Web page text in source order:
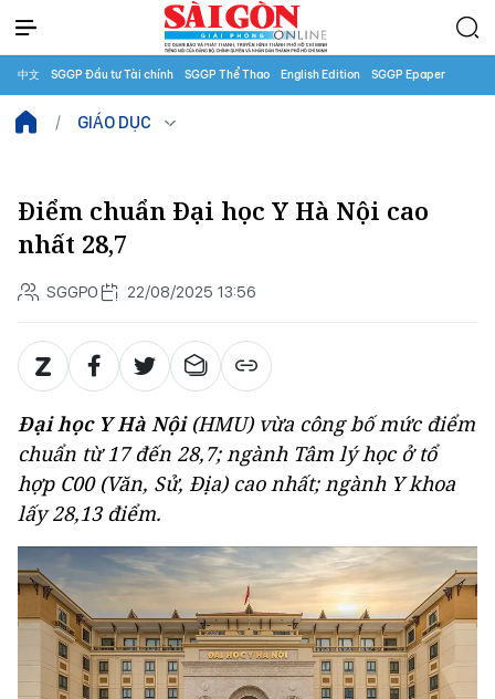
中文 SGGP Đầu tư Tài chính SGGP Thể Thao English Edition SGGP Epaper
GIÁO DỤC
Điểm chuẩn Đại học Y Hà Nội cao
nhất 28,7
SGGPO 22/08/2025 13:56
Đại học Y Hà Nội (HMU) vừa công bố mức điểm
chuẩn từ 17 đến 28,7; ngành Tâm lý học ở tổ
hợp C00 (Văn, Sử, Địa) cao nhất; ngành Y khoa
lấy 28,13 điểm.